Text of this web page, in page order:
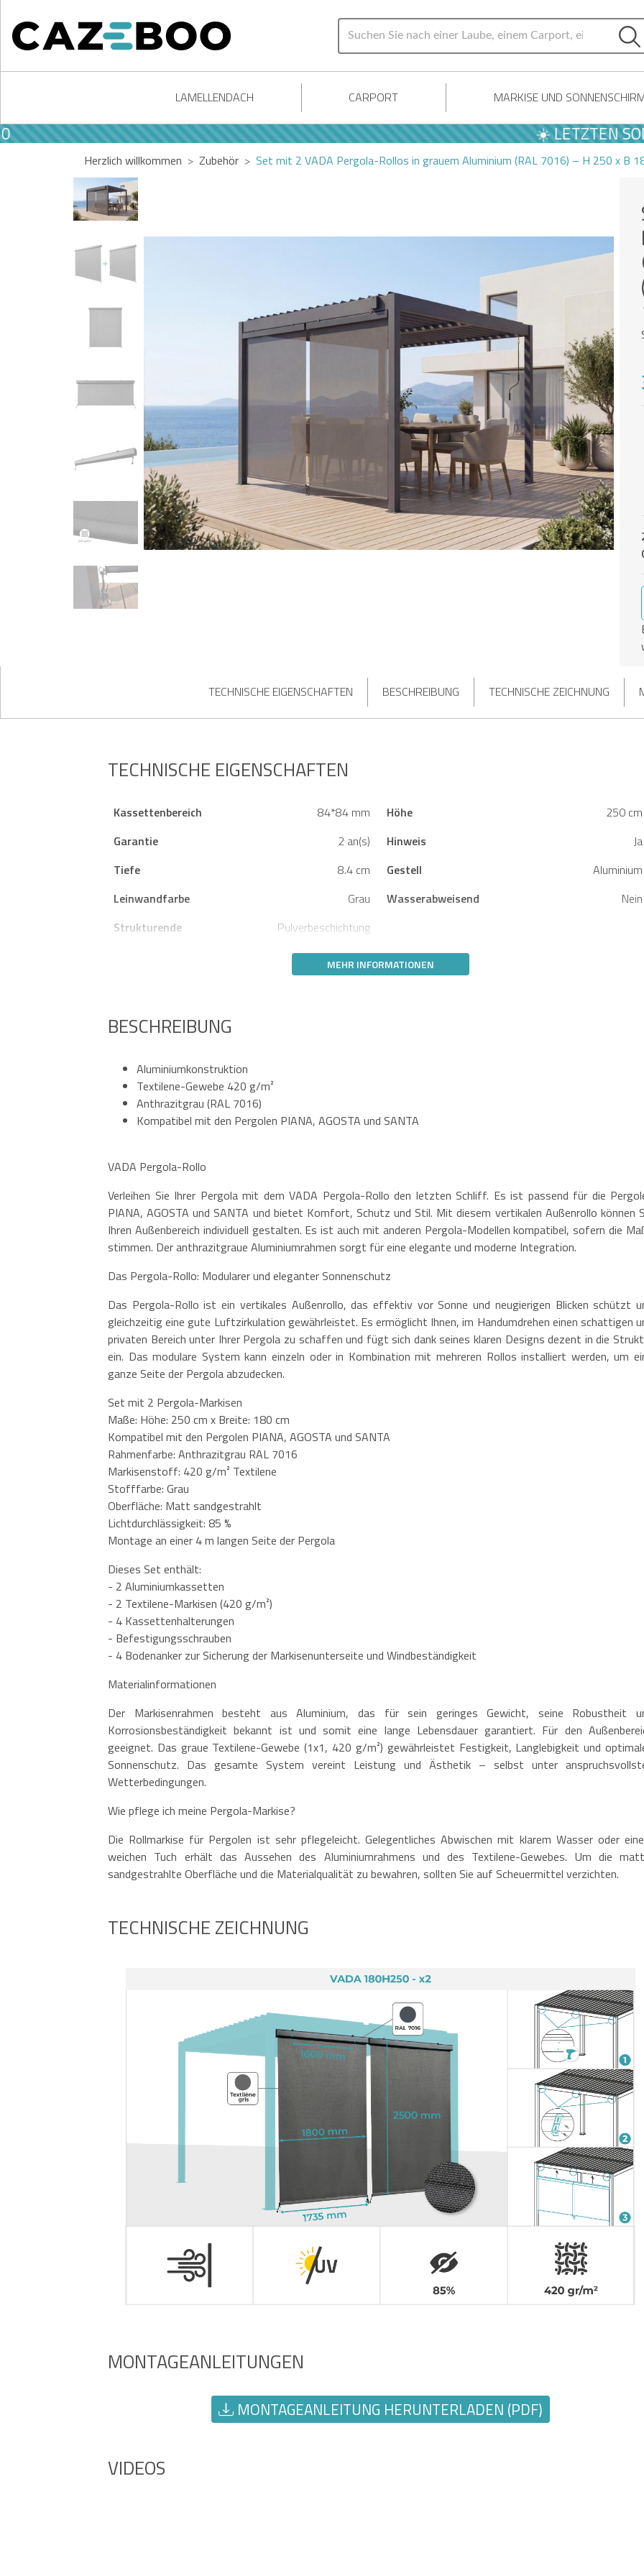
LAMELLENDACH CARPORT MARKISE UND
☀️ LETZTEN SOMMER
Herzlich willkommen Zubehör Set mit 2 VADA Pergola-Rollos in grauem Aluminium (RAL 7016) – H 250 x B
TECHNISCHE EIGENSCHAFTEN BESCHREIBUNG TECHNISCHE ZEICHNUNG
TECHNISCHE EIGENSCHAFTEN
Kassettenbereich 84*84 mm Höhe
250 cm
Garantie
2 an(s) Hinweis
Ja
Tiefe
8.4 cm Gestell
Aluminium
Leinwandfarbe
Grau Wasserabweisend
Nein
Strukturende
Pulverbeschichtung
MEHR INFORMATIONEN
BESCHREIBUNG
Aluminiumkonstruktion
Textilene-Gewebe 420 g/m²
Anthrazitgrau (RAL 7016)
Kompatibel mit den Pergolen PIANA, AGOSTA und SANTA
VADA Pergola-Rollo
Verleihen Sie Ihrer Pergola mit dem VADA Pergola-Rollo den letzten Schliff. Es ist passend für die
PIANA, AGOSTA und SANTA und bietet Komfort, Schutz und Stil. Mit diesem vertikalen Außenrollo können
Ihren Außenbereich individuell gestalten. Es ist auch mit anderen Pergola-Modellen kompatibel, sofern die
stimmen. Der anthrazitgraue Aluminiumrahmen sorgt für eine elegante und moderne Integration.
Das Pergola-Rollo: Modularer und eleganter Sonnenschutz
Das Pergola-Rollo ist ein vertikales Außenrollo, das effektiv vor Sonne und neugierigen Blicken schützt
gleichzeitig eine gute Luftzirkulation gewährleistet. Es ermöglicht Ihnen, im Handumdrehen einen schattigen
privaten Bereich unter Ihrer Pergola zu schaffen und fügt sich dank seines klaren Designs dezent in die
ein. Das modulare System kann einzeln oder in Kombination mit mehreren Rollos installiert werden, um
ganze Seite der Pergola abzudecken.
Set mit 2 Pergola-Markisen
Maße: Höhe: 250 cm x Breite: 180 cm
Kompatibel mit den Pergolen PIANA, AGOSTA und SANTA
Rahmenfarbe: Anthrazitgrau RAL 7016
Markisenstoff: 420 g/m² Textilene
Stofffarbe: Grau
Oberfläche: Matt sandgestrahlt
Lichtdurchlässigkeit: 85 %
Montage an einer 4 m langen Seite der Pergola
Dieses Set enthält:
- 2 Aluminiumkassetten
- 2 Textilene-Markisen (420 g/m²)
- 4 Kassettenhalterungen
- Befestigungsschrauben
- 4 Bodenanker zur Sicherung der Markisenunterseite und Windbeständigkeit
Materialinformationen
Der Markisenrahmen besteht aus Aluminium, das für sein geringes Gewicht, seine Robustheit
Korrosionsbeständigkeit bekannt ist und somit eine lange Lebensdauer garantiert. Für den
geeignet. Das graue Textilene-Gewebe (1x1, 420 g/m²) gewährleistet Festigkeit, Langlebigkeit und
Sonnenschutz. Das gesamte System vereint Leistung und Ästhetik – selbst unter
Wetterbedingungen.
Wie pflege ich meine Pergola-Markise?
Die Rollmarkise für Pergolen ist sehr pflegeleicht. Gelegentliches Abwischen mit klarem Wasser oder
weichen Tuch erhält das Aussehen des Aluminiumrahmens und des Textilene-Gewebes. Um die
sandgestrahlte Oberfläche und die Materialqualität zu bewahren, sollten Sie auf Scheuermittel verzichten.
TECHNISCHE ZEICHNUNG
MONTAGEANLEITUNGEN
MONTAGEANLEITUNG HERUNTERLADEN (PDF)
VIDEOS